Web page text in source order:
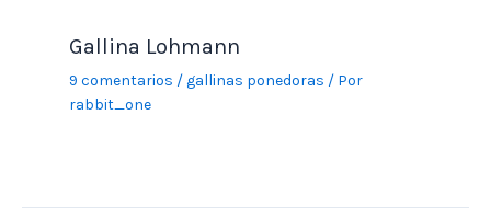
Gallina Lohmann
9 comentarios / gallinas ponedoras / Por
rabbit_one